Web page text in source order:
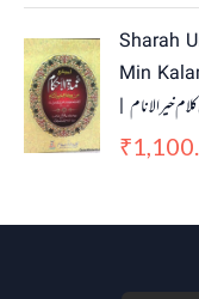
.
.
Sharah
Min
خیر الانام
₹